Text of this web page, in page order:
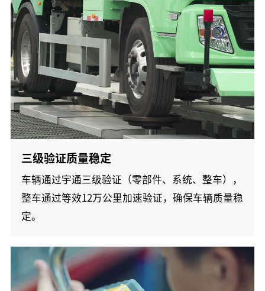
三级验证质量稳定
车辆通过宇通三级验证（零部件、系统、整车），
整车通过等效12万公里加速验证，确保车辆质量稳
定。